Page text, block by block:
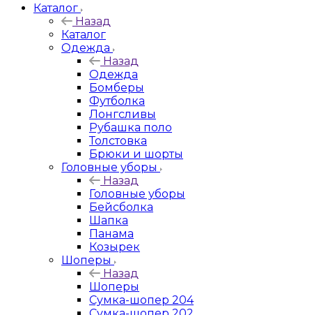
Каталог
Назад
Каталог
Одежда
Назад
Одежда
Бомберы
Футболка
Лонгсливы
Рубашка поло
Толстовка
Брюки и шорты
Головные уборы
Назад
Головные уборы
Бейсболка
Шапка
Панама
Козырек
Шоперы
Назад
Шоперы
Сумка-шопер 204